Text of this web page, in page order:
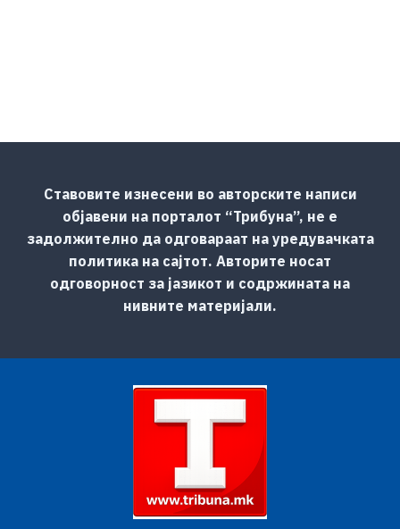
Ставовите изнесени во авторските написи
објавени на порталот “Трибуна”, не е
задолжително да одговараат на уредувачката
политика на сајтот. Авторите носат
одговорност за јазикот и содржината на
нивните материјали.